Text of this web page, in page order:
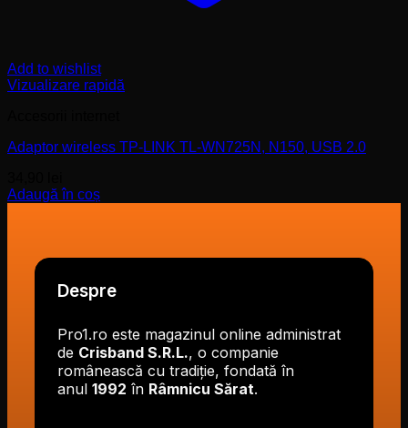
Add to wishlist
Vizualizare rapidă
Adaptor wireless TP-LINK TL-WN725N, N150, USB 2.0
Adaugă în coș
Despre
Pro1.ro este magazinul online administrat
de Crisband S.R.L., o companie
românească cu tradiție, fondată în
anul 1992 în Râmnicu Sărat.